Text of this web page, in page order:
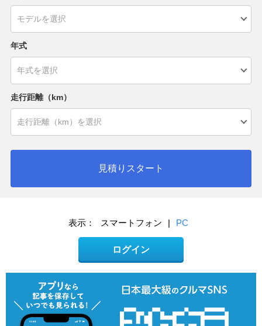
年式
走行距離（km）
見積りスタート
表示： スマートフォン | PC
ログイン